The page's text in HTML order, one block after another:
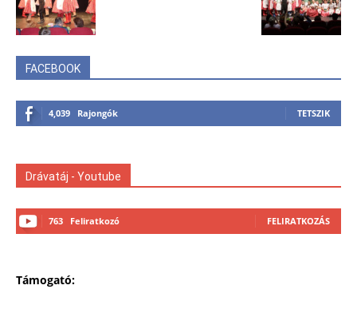
FACEBOOK
4,039 Rajongók TETSZIK
Drávatáj - Youtube
763 Feliratkozó FELIRATKOZÁS
Támogató: